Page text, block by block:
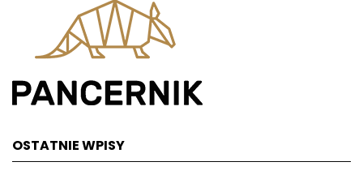
OSTATNIE WPISY